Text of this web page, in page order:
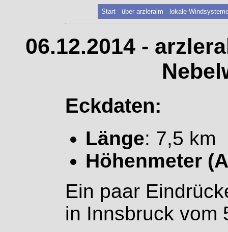
Start über arzleralm lokale
06.12.2014 -
Eckdaten:
Länge: 7,5 km
Höhenmeter
Ein paar
in Innsbruck vom